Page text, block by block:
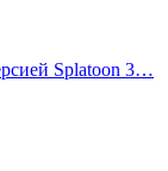
Splatoon 3…